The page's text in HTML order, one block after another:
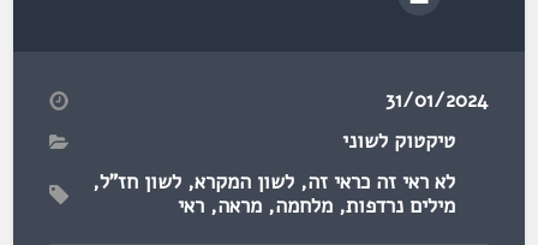
31/01/2024
טיקטוק לשוני
לא ראי זה כראי זה,לשון המקרא,לשון חז"ל,
מילים נרדפות,מלחמה,מראה,ראי